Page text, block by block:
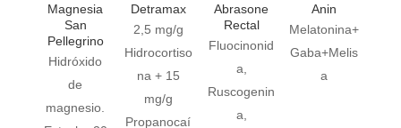
Magnesia
San
Pellegrino
Hidróxido
de
magnesio.
Detramax
2,5 mg/g
Hidrocortiso
na + 15
mg/g
Propanocaí
Abrasone
Rectal
Fluocinonid
a,
Ruscogenin
a,
Anin
Melatonina+
Gaba+Melis
a